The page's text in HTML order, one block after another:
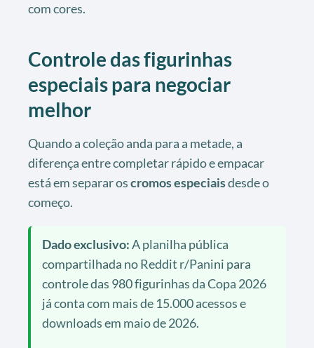
com cores.
Controle das figurinhas
especiais para negociar
melhor
Quando a coleção anda para a metade, a
diferença entre completar rápido e empacar
está em separar oscromos especiaisdesde o
começo.
Dado exclusivo:A planilha pública
compartilhada no Reddit r/Panini para
controle das 980 figurinhas da Copa 2026
já conta com mais de 15.000 acessos e
downloads em maio de 2026.